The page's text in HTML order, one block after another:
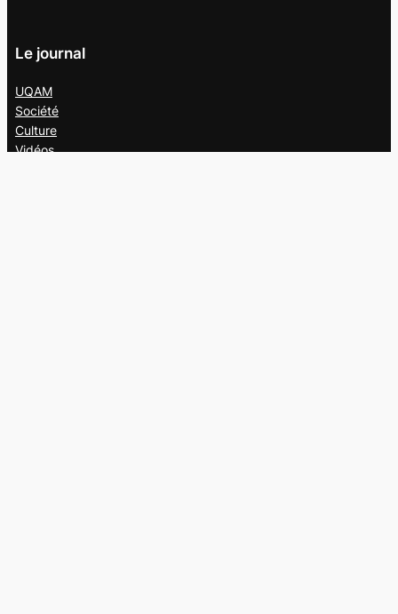
Le journal
UQAM
Société
Culture
Vidéos